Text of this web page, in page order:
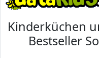
Kinderküchen
Bestseller